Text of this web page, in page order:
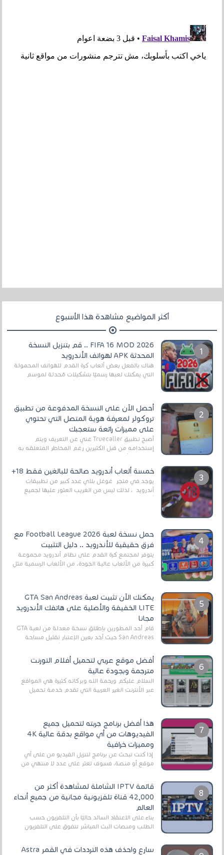
أكثر المواضيع مشاهدة هذا الأسبوع
FIFA 16 MOD 2026 .. قم بتنزيل النسخة
المحدثة APK لهواتف الأندرويد
هناك بالفعل بعض ألعاب كرة القدم للهواتف المحمولة
التي يمكنك لعبها رسميًا بتشكيلات مُحدثة لموسم
أحصل الآن على النسخة المدفوعة من تطبيق
تروكولر لمعرفة هوية المتصل التي تحتوي
على مميزات رائعة ستعجبك
أصبح تطبيق Truecaller غني عن التعريف ويتم
إستخدامه من قبل الكثيرين رغم المخاطر المتعلقه به
خمسة ألعاب أندرويد صالحة للبالغين فقط 18+
يوجد في متجر غوغل بلاي عدد كبير من تطبيقات
أندرويد ، لذلك ليس من الغريب العثور عليها لجميع
حمل نسخة لعبة Football League 2026 مع
فرق حقيقية للأندرويد .. دليل التثبيت
يتوفر لمجتمع كرة القدم على نظام أندرويد مجموعة
كبيرة من الألعاب عالية الجودة. من الألعاب الرسمية مثل
يمكنك الآن تثبيت لعبة GTA San Andreas
LITE الخفيفة والأصلية على هاتفك الأندرويد
مجانا
قام أحد المطورين بإطلاق نسخة معدلة من لعبة GTA
San Andreas حيث أخد بعين الإعتبار تقليل مساحة
أفضل موقع عربي لتحميل أفلام التورنت
مترجمة وبجودة عالية
السلام عليكم ورحمة الله وبركاته كثيرة هي المواقع
عبر الأنترنت الغير العربية التي تقدم خدمة تحميل
هذا أفضل برنامج جربته لتحميل جميع
الفيديوهات من أي مواقع بدقة عالية 4K
ومميزات خرافية
إذا كنت تبحث عن برنامج لتنزيل الفيديو من على أي
موقع أو منصة، فسوف تعثر على عدد لا منتهي من
قائمة IPTV الشاملة لمشاهدة أكثر من
42,000 قناة تلفزيونية مجانية من جميع أنحاء
العالم
بناءً على الاعتقاد السائد حاليًا بأن التلفزيون حسب
الطلب ومنصات البث المباشر تتفوق على التلفزيون
سارع واحذف هذه الترددات في القمر Astra